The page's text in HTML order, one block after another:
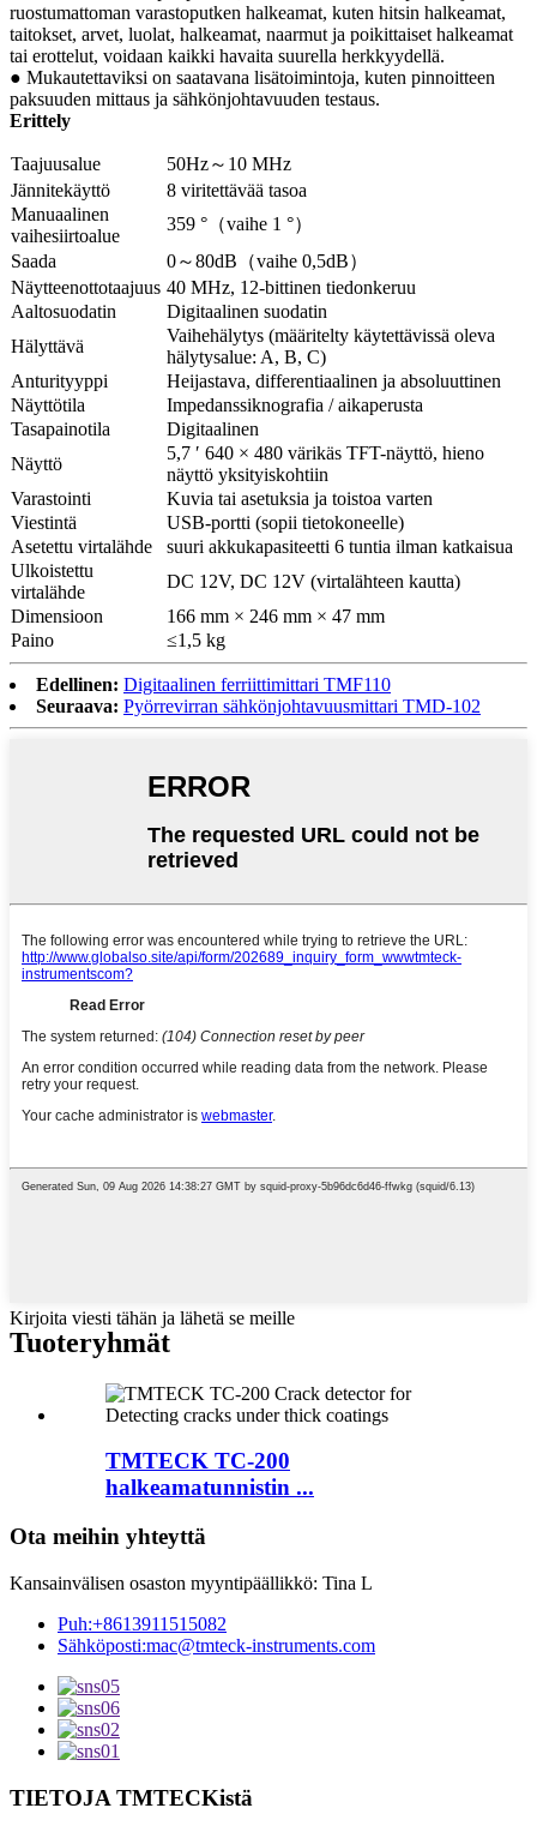
ruostumattoman varastoputken halkeamat, kuten hitsin halkeamat,
taitokset, arvet, luolat, halkeamat, naarmut ja poikittaiset halkeamat
tai erottelut, voidaan kaikki havaita suurella herkkyydellä.
● Mukautettaviksi on saatavana lisätoimintoja, kuten pinnoitteen
paksuuden mittaus ja sähkönjohtavuuden testaus.
Erittely
Taajuusalue 50Hz～ 10 MHz
Jännitekäyttö
8 viritettävää tasoa
Manuaalinen
vaihesiirtoalue
359 ° （vaihe 1 °）
Saada
0～80dB （vaihe 0,5dB）
Näytteenottotaajuus 40 MHz, 12-bittinen tiedonkeruu
Aaltosuodatin
Digitaalinen suodatin
Hälyttävä
Vaihehälytys (määritelty käytettävissä oleva
hälytysalue: A, B, C)
Anturityyppi
Heijastava, differentiaalinen ja absoluuttinen
Näyttötila
Impedanssiknografia / aikaperusta
Tasapainotila
Digitaalinen
Näyttö
5,7 ′ 640 × 480 värikäs TFT-näyttö, hieno
näyttö yksityiskohtiin
Varastointi
Kuvia tai asetuksia ja toistoa varten
Viestintä
USB-portti (sopii tietokoneelle)
Asetettu virtalähde
suuri akkukapasiteetti 6 tuntia ilman katkaisua
Ulkoistettu
virtalähde
DC 12V, DC 12V (virtalähteen kautta)
Dimensioon
166 mm × 246 mm × 47 mm
Paino
≤1,5 kg
Edellinen: Digitaalinen ferriittimittari TMF110
Seuraava: Pyörrevirran sähkönjohtavuusmittari TMD-102
Kirjoita viesti tähän ja lähetä se meille
Tuoteryhmät
TMTECK TC-200
halkeamatunnistin ...
Ota meihin yhteyttä
Kansainvälisen osaston myyntipäällikkö: Tina L
Puh:+8613911515082
Sähköposti:mac@tmteck-instruments.com
TIETOJA TMTECKistä